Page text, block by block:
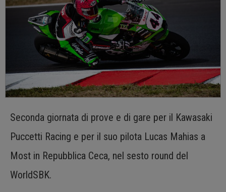
Seconda giornata di prove e di gare per il Kawasaki
Puccetti Racing e per il suo pilota Lucas Mahias a
Most in Repubblica Ceca, nel sesto round del
WorldSBK.